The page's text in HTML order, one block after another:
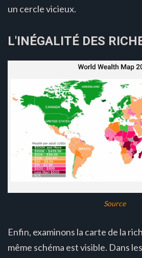
un cercle vicieux.
L'INÉGALITÉ DES
Source
Enfin, examinons la carte de la
même schéma est visible. Dans